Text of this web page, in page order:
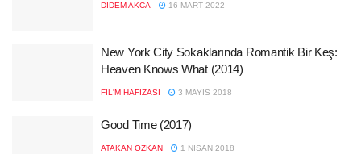
DIDEM AKCA 16 MART 2022
New York City Sokaklarında Romantik Bir Keş:
Heaven Knows What (2014)
FIL'M HAFIZASI 3 MAYIS 2018
Good Time (2017)
ATAKAN ÖZKAN 1 NISAN 2018